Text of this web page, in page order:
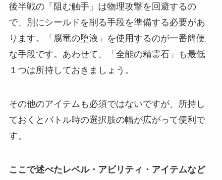
後半戦の「阻む触手」は物理攻撃を回避するの
で、別にシールドを削る手段を準備する必要があ
ります。「腐竜の堕液」を使用するのが一番簡便
な手段です。あわせて、「全能の精霊石」も最低
１つは所持しておきましょう。
その他のアイテムも必須ではないですが、所持し
ておくとバトル時の選択肢の幅が広がって便利で
す。
ここで述べたレベル・アビリティ・アイテムなど